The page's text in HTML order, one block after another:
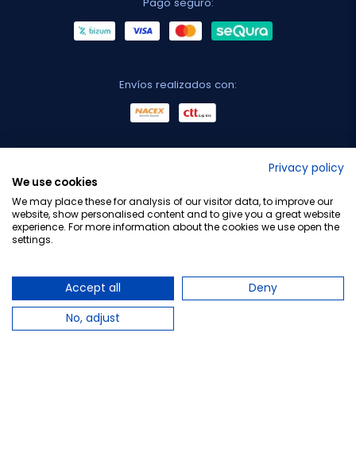
Envíos realizados con:
Privacy policy
We use cookies
We may place these for analysis of our visitor data, to improve our
website, show personalised content and to give you a great website
experience. For more information about the cookies we use open the
settings.
Accept all
Deny
No, adjust